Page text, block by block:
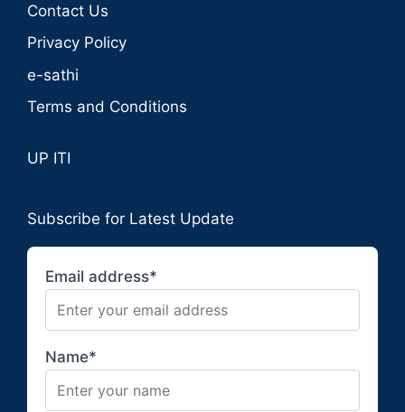
Contact Us
Privacy Policy
e-sathi
Terms and Conditions
UP ITI
Subscribe for Latest Update
Email address*
Name*